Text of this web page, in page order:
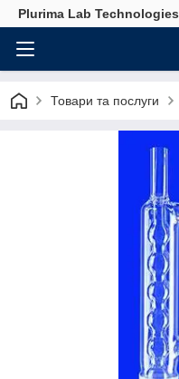
Plurima Lab Technologies
Товари та послуги